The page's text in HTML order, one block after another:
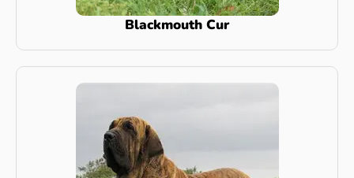
Blackmouth Cur